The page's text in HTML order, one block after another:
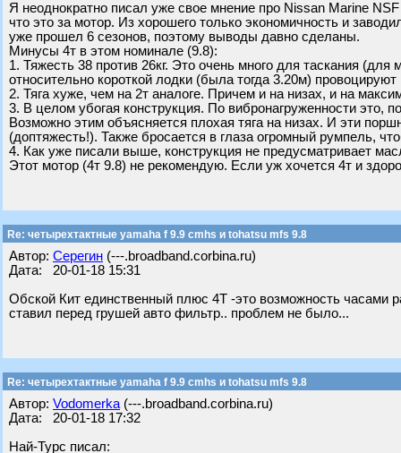
Я неоднократно писал уже свое мнение про Nissan Marine
что это за мотор. Из хорошего только экономичность и
уже прошел 6 сезонов, поэтому выводы давно сделаны.
Минусы 4т в этом номинале (9.8):
1. Тяжесть 38 против 26кг. Это очень много для таскания
относительно короткой лодки (была тогда 3.20м)
2. Тяга хуже, чем на 2т аналоге. Причем и на низах, и на
3. В целом убогая конструкция. По вибронагруженности
Возможно этим объясняется плохая тяга на низах. И эти
(доптяжесть!). Также бросается в глаза огромный румпель,
4. Как уже писали выше, конструкция не предусматривает
Этот мотор (4т 9.8) не рекомендую. Если уж хочется 4т и
Re: четырехтактные yamaha f 9.9 cmhs и tohatsu mfs 9.8
Автор: Серегин (---.broadband.corbina.ru)
Дата: 20-01-18 15:31
Обской Кит единственный плюс 4Т -это возможность часами
ставил перед грушей авто фильтр.. проблем не было...
Re: четырехтактные yamaha f 9.9 cmhs и tohatsu mfs 9.8
Автор: Vodomerka (---.broadband.corbina.ru)
Дата: 20-01-18 17:32
Най-Турс писал: